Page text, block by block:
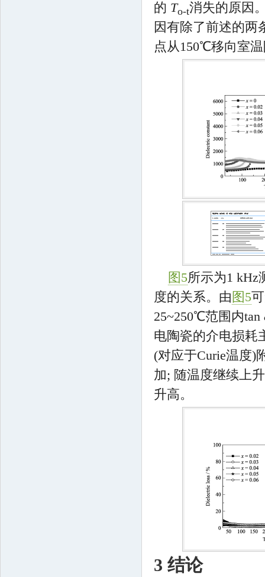
的 To-t消失的原因
因有除了前述的两
点从150℃移向室
图5所示为1 kHz
度的关系。由 图5
25~250℃范围内tan
电陶瓷的介电损耗
(对应于Curie温度)
加; 随温度继续上
升高。
3 结论